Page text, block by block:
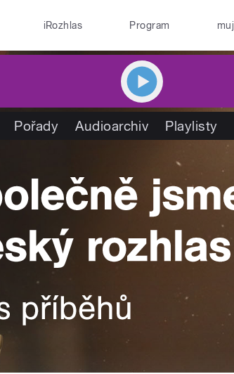
iRozhlas Program
Pořady Audioarchiv Playlisty